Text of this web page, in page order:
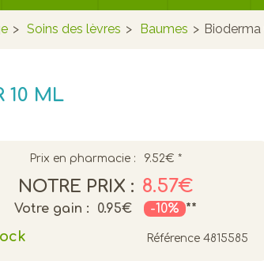
> Soins des lèvres > Baumes > Bioderma
10 ML
Prix en pharmacie : 9.52€ *
NOTRE PRIX : 8.57€
Votre gain : 0.95€ -10% **
Référence 4815585